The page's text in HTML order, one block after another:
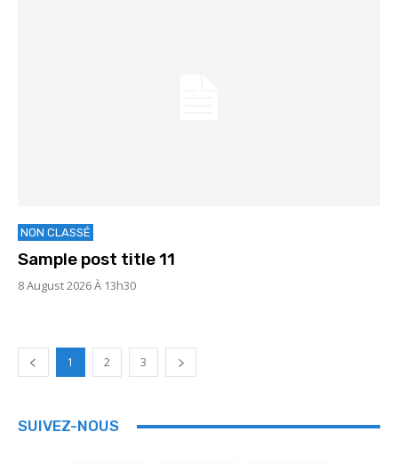
NON CLASSÉ
Sample post title 11
8 August 2026 À 13h30
1 2 3
SUIVEZ-NOUS